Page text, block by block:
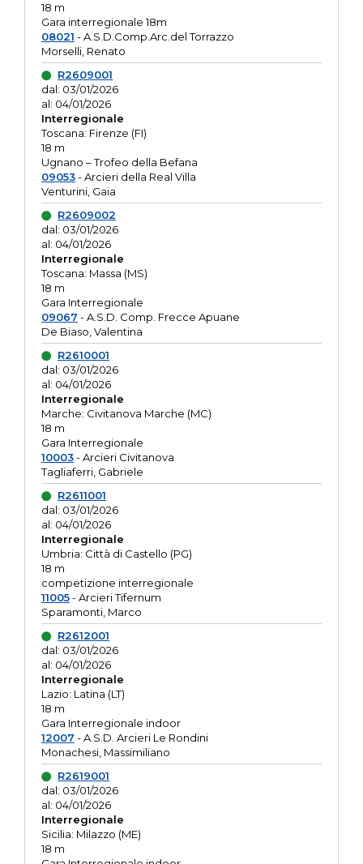
18 m
Gara interregionale 18m
08021 - A.S.D.Comp.Arc.del Torrazzo
Morselli, Renato
R2609001
dal: 03/01/2026
al: 04/01/2026
Interregionale
Toscana: Firenze (FI)
18 m
Ugnano – Trofeo della Befana
09053- Arcieri della Real Villa
Venturini, Gaia
R2609002
dal: 03/01/2026
al: 04/01/2026
Interregionale
Toscana: Massa (MS)
18 m
Gara Interregionale
09067 - A.S.D. Comp. Frecce Apuane
De Biaso, Valentina
R2610001
dal: 03/01/2026
al: 04/01/2026
Interregionale
Marche: Civitanova Marche (MC)
18 m
Gara Interregionale
10003- Arcieri Civitanova
Tagliaferri, Gabriele
R2611001
dal: 03/01/2026
al: 04/01/2026
Interregionale
Umbria: Città di Castello (PG)
18 m
competizione interregionale
11005- Arcieri Tifernum
Sparamonti, Marco
R2612001
dal: 03/01/2026
al: 04/01/2026
Interregionale
Lazio: Latina (LT)
18 m
Gara Interregionale indoor
12007 - A.S.D. Arcieri Le Rondini
Monachesi, Massimiliano
R2619001
dal: 03/01/2026
al: 04/01/2026
Interregionale
Sicilia: Milazzo (ME)
18 m